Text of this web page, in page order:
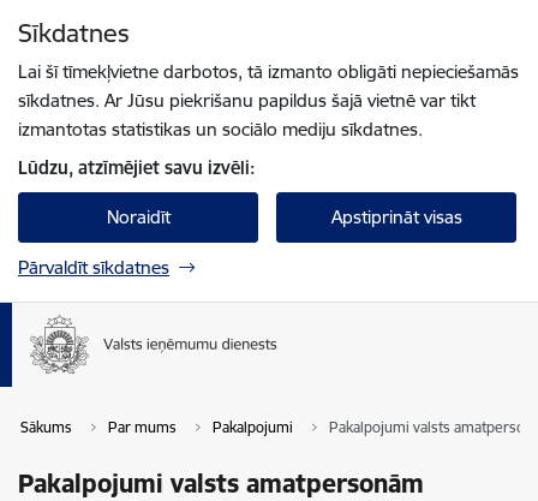
Sīkdatnes
Lai šī tīmekļvietne darbotos, tā izmanto obligāti nepieciešamās
sīkdatnes. Ar Jūsu piekrišanu papildus šajā vietnē var tikt
izmantotas statistikas un sociālo mediju sīkdatnes.
Lūdzu, atzīmējiet savu izvēli:
Noraidīt Apstiprināt visas
Pārvaldīt sīkdatnes
Sākums Par mums Pakalpojumi Pakalpojumi valsts
Pakalpojumi valsts amatpersonām